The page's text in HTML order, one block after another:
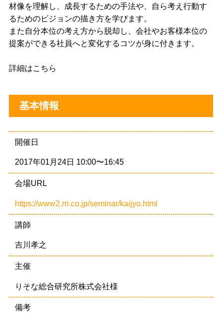
材像を理解し、成長するための手法や、自ら考え行動す
るためのビジョンの描き方を学びます。
また自分本位の考え方から脱却し、会社やお客様本位の
提案ができる社員へと変化するコツが身に付きます。
詳細はこちら
基本情報
開催日
2017年01月24日 10:00〜16:45
会場URL
https://www2.rri.co.jp/seminar/kaijyo.html
講師
吉川孝之
主催
りそな総合研究所株式会社様
備考